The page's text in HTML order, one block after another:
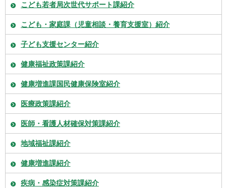
こども若者局次世代サポート課紹介
こども・家庭課（児童相談・養育支援室）紹介
子ども支援センター紹介
健康福祉政策課紹介
健康増進課国民健康保険室紹介
医療政策課紹介
医師・看護人材確保対策課紹介
地域福祉課紹介
健康増進課紹介
疾病・感染症対策課紹介